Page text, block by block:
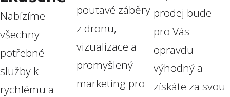
Nabízíme
všechny
potřebné
služby k
rychlému a
poutavé záběry
z dronu,
vizualizace a
promyšlený
marketing pro
prodej bude
pro Vás
opravdu
výhodný a
získáte za svou